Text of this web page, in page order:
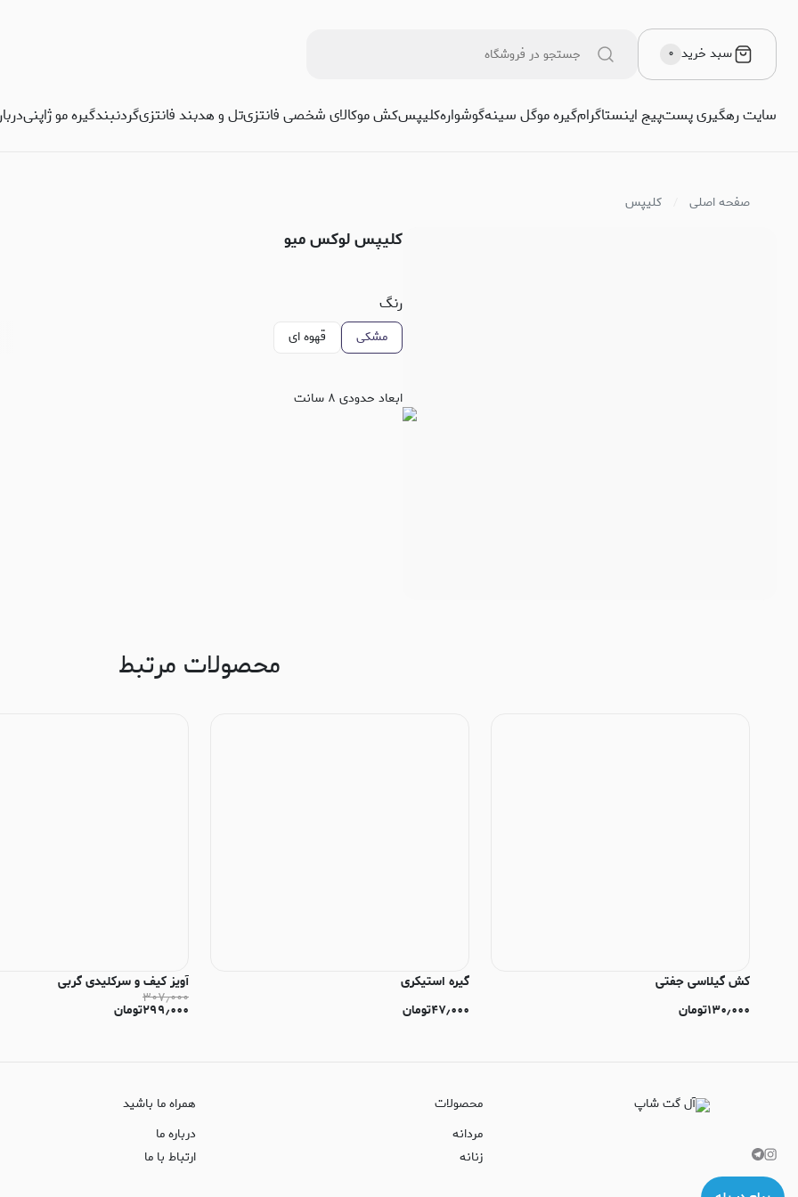
سبد خرید ۰
سایت رهگیری پستپیج اینستاگرامگیره موگل سینهگوشوارهکلیپسکش موکالای شخصی فانتزیتل و هدبند فانتزیگردنبندگیره مو ژاپنی
صفحه اصلی کلیپس
کلیپس لوکس میو
رنگ
مشکی قهوه ای
ابعاد حدودی ۸ سانت
محصولات مرتبط
کش گیلاسی جفتی
۱۳۰٫۰۰۰تومان
گیره استیکری
۴۷٫۰۰۰تومان
آویز کیف و سرکلیدی گربی
۳۰۷٫۰۰۰
۲۹۹٫۰۰۰تومان
محصولات
مردانه
زنانه
همراه ما باشید
درباره ما
ارتباط با ما